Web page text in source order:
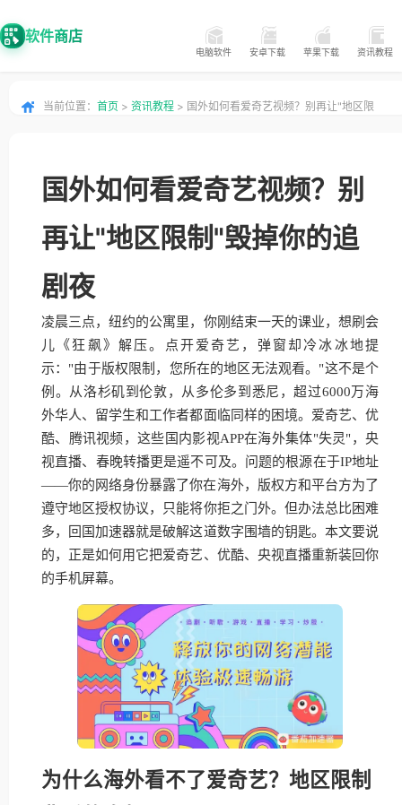
软件商店
电脑软件 安卓下载 苹果下载 资讯教程
当前位置： 首页 > 资讯教程 > 国外如何看爱奇艺视频？别再让"地区限
国外如何看爱奇艺视频？别
再让"地区限制"毁掉你的追
剧夜
凌晨三点，纽约的公寓里，你刚结束一天的课业，想刷会
儿《狂飙》解压。点开爱奇艺，弹窗却冷冰冰地提
示："由于版权限制，您所在的地区无法观看。"这不是个
例。从洛杉矶到伦敦，从多伦多到悉尼，超过6000万海
外华人、留学生和工作者都面临同样的困境。爱奇艺、优
酷、腾讯视频，这些国内影视APP在海外集体"失灵"，央
视直播、春晚转播更是遥不可及。问题的根源在于IP地址
——你的网络身份暴露了你在海外，版权方和平台方为了
遵守地区授权协议，只能将你拒之门外。但办法总比困难
多，回国加速器就是破解这道数字围墙的钥匙。本文要说
的，正是如何用它把爱奇艺、优酷、央视直播重新装回你
的手机屏幕。
为什么海外看不了爱奇艺？地区限制